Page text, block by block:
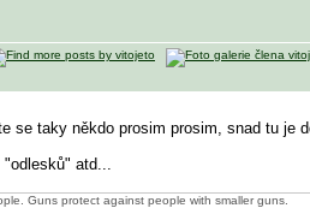
se taky někdo prosim prosim, snad tu je
"odlesků" atd...
Guns protect against people with smaller guns.